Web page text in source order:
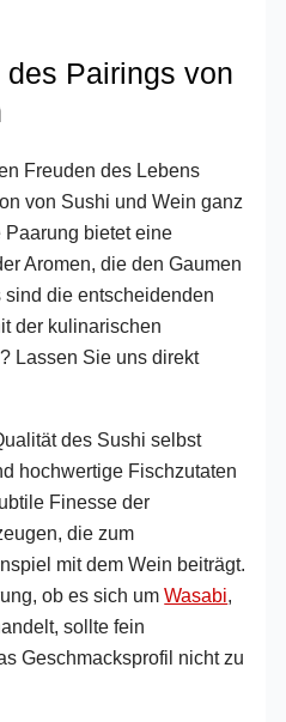
Pairings von
Freuden des Lebens
von Sushi und Wein ganz
bietet eine
Aromen, die den Gaumen
die entscheidenden
der kulinarischen
Lassen Sie uns direkt
des Sushi selbst
hochwertige Fischzutaten
Finesse der
die zum
mit dem Wein beiträgt.
ob es sich umWasabi,
sollte fein
Geschmacksprofil nicht zu